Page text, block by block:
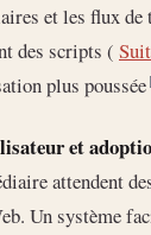
et les flux de
des scripts (
plus poussée
et
attendent
Un système